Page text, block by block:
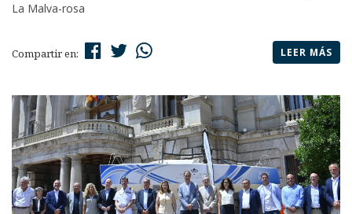
La Malva-rosa
Compartir en: LEER MÁS